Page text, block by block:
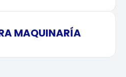
MAQUINARÍA